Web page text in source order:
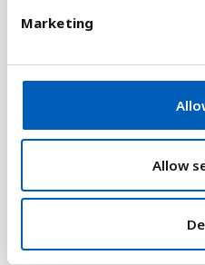
Marketing
Allow
statistiken baseras på
levnadsförhållanden. Med
levnadsförhållanden
socialt/allmännyttigt
Statistiken är en indikator
om hållbara städer och
är att säkerställa tillgång